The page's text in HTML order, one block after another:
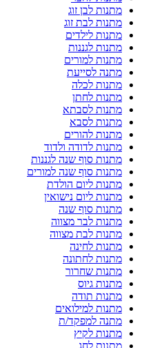
מתנות לבן זוג
מתנות לבת זוג
מתנות לילדים
מתנות לגננות
מתנות למורים
מתנה לסייעת
מתנות לכלה
מתנות לחתן
מתנות לסבתא
מתנות לסבא
מתנות להורים
מתנות לדודה ולדוד
מתנות סוף שנה לגננות
מתנות סוף שנה למורים
מתנות ליום הולדת
מתנות ליום נישואין
מתנות סוף שנה
מתנות לבר מצווה
מתנות לבת מצווה
מתנות לחינה
מתנות לחתונה
מתנות שחרור
מתנות גיוס
מתנות תודה
מתנות למילואים
מתנה למפקד/ת
מתנות לקיץ
מתנות לחג